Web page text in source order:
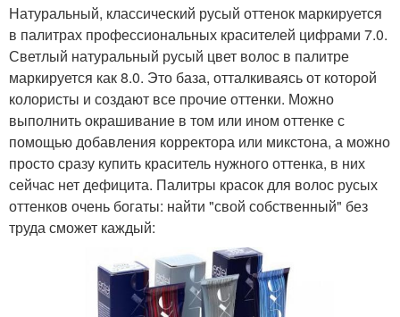
Натуральный, классический русый оттенок маркируется
в палитрах профессиональных красителей цифрами 7.0.
Светлый натуральный русый цвет волос в палитре
маркируется как 8.0. Это база, отталкиваясь от которой
колористы и создают все прочие оттенки. Можно
выполнить окрашивание в том или ином оттенке с
помощью добавления корректора или микстона, а можно
просто сразу купить краситель нужного оттенка, в них
сейчас нет дефицита. Палитры красок для волос русых
оттенков очень богаты: найти "свой собственный" без
труда сможет каждый: